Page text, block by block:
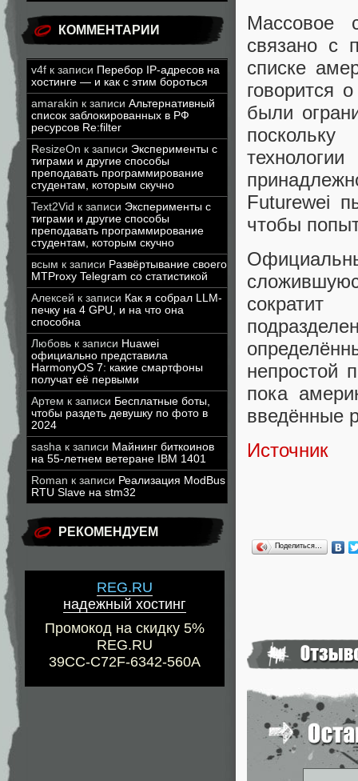
КОММЕНТАРИИ
v4f к записи Перебор IP-адресов на
хостинге — и как с этим бороться
amarakin к записи Альтернативный
список заблокированных в РФ
ресурсов Re:filter
ResizeOn к записи Эксперименты с
тиграми и другие способы
преподавать программирование
студентам, которым скучно
Text2Vid к записи Эксперименты с
тиграми и другие способы
преподавать программирование
студентам, которым скучно
всым к записи Развёртывание своего
MTProxy Telegram со статистикой
Алексей к записи Как я собрал LLM-
печку на 4 GPU, и на что она
способна
Любовь к записи Huawei
официально представила
HarmonyOS 7: какие смартфоны
получат её первыми
Артем к записи Бесплатные боты,
чтобы раздеть девушку по фото в
2024
sasha к записи Майнинг биткоинов
на 55-летнем ветеране IBM 1401
Roman к записи Реализация ModBus
RTU Slave на stm32
РЕКОМЕНДУЕМ
REG.RU
надежный хостинг
Промокод на скидку 5%
REG.RU
39CC-C72F-6342-560A
Массовое
связано с
списке
говорится
были
Futurewei
чтобы
сократит
непростой
пока
введённые
Источник
Поделиться…